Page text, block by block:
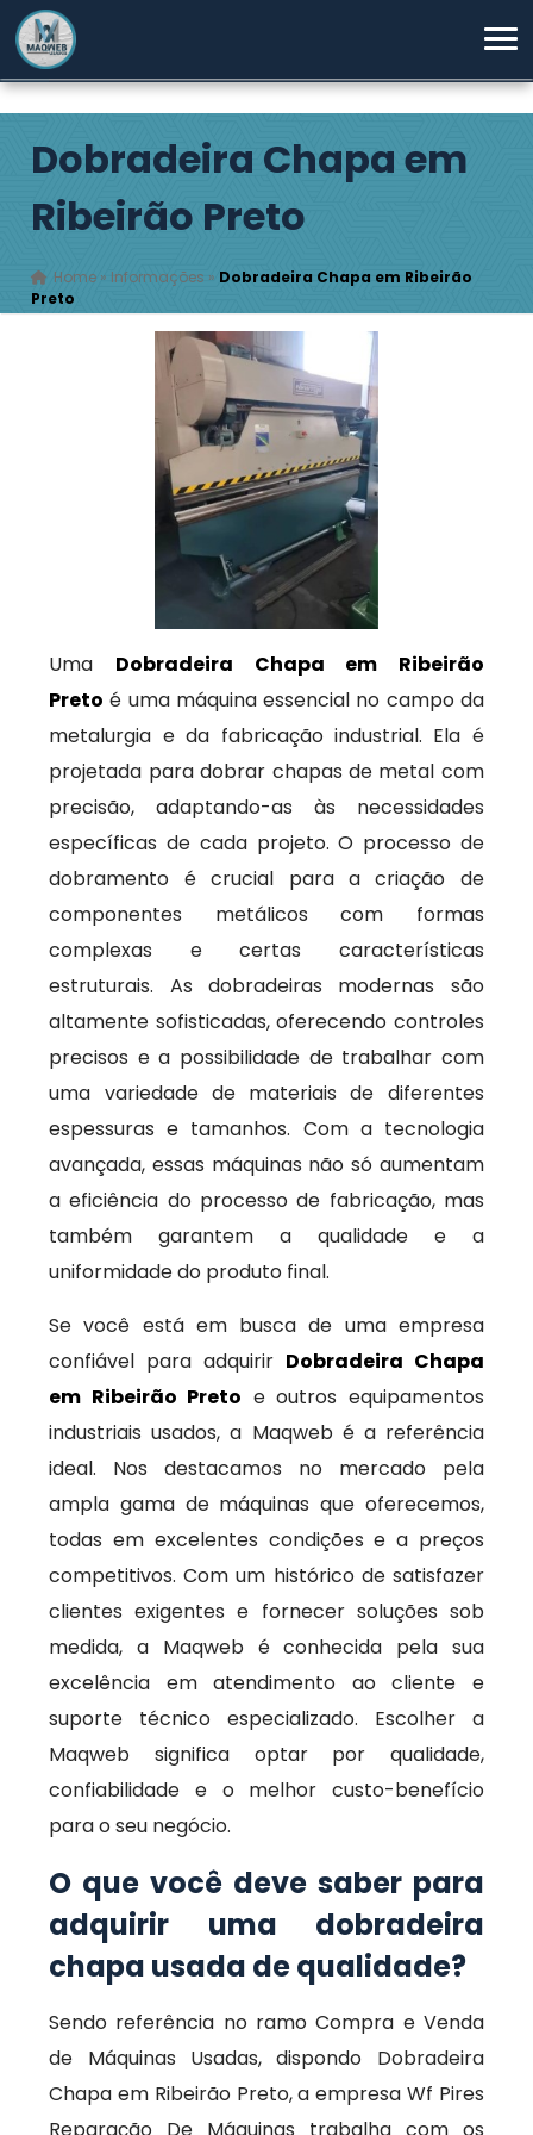
Dobradeira Chapa em
Ribeirão Preto
Home » Informações » Dobradeira Chapa em Ribeirão
Preto
Uma Dobradeira Chapa em Ribeirão
Preto é uma máquina essencial no campo da
metalurgia e da fabricação industrial. Ela é
projetada para dobrar chapas de metal com
precisão, adaptando-as às necessidades
específicas de cada projeto. O processo de
dobramento é crucial para a criação de
componentes metálicos com formas
complexas e certas características
estruturais. As dobradeiras modernas são
altamente sofisticadas, oferecendo controles
precisos e a possibilidade de trabalhar com
uma variedade de materiais de diferentes
espessuras e tamanhos. Com a tecnologia
avançada, essas máquinas não só aumentam
a eficiência do processo de fabricação, mas
também garantem a qualidade e a
uniformidade do produto final.
Se você está em busca de uma empresa
confiável para adquirir Dobradeira Chapa
em Ribeirão Preto e outros equipamentos
industriais usados, a Maqweb é a referência
ideal. Nos destacamos no mercado pela
ampla gama de máquinas que oferecemos,
todas em excelentes condições e a preços
competitivos. Com um histórico de satisfazer
clientes exigentes e fornecer soluções sob
medida, a Maqweb é conhecida pela sua
excelência em atendimento ao cliente e
suporte técnico especializado. Escolher a
Maqweb significa optar por qualidade,
confiabilidade e o melhor custo-benefício
para o seu negócio.
O que você deve saber para
adquirir uma dobradeira
chapa usada de qualidade?
Sendo referência no ramo Compra e Venda
de Máquinas Usadas, dispondo Dobradeira
Chapa em Ribeirão Preto, a empresa Wf Pires